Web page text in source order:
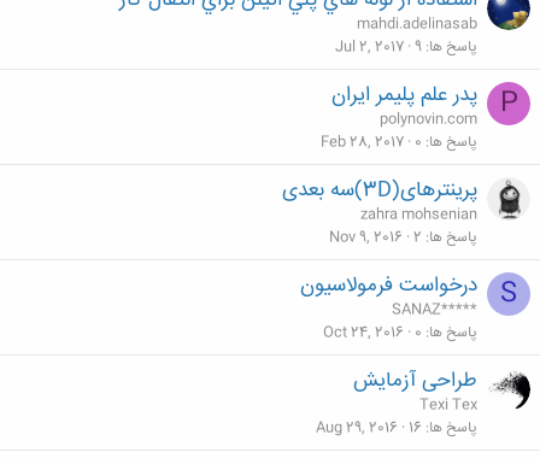
mahdi.adelinasab
پاسخ ها 9
Jul 2, 2017
P پدر علم پلیمر ایران
polynovin.com
پاسخ ها 0
Feb 28, 2017
پرینترهای(3D)سه بعدی
zahra mohsenian
پاسخ ها 2
Nov 9, 2016
S درخواست فرمولاسیون
SANAZ*****
پاسخ ها 0
Oct 24, 2016
طراحی آزمایش
Texi Tex
پاسخ ها 16
Aug 29, 2016